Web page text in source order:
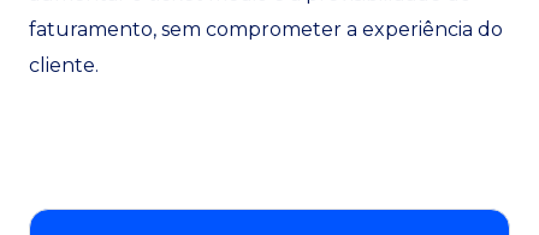
faturamento, sem comprometer a experiência do
cliente.